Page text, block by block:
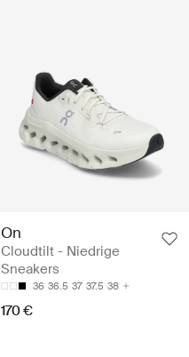
On
Cloudtilt - Niedrige
Sneakers
36 36.5 37 37.5 38
170 €